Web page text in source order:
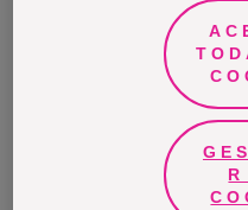
propósito es romper barreras
consumidores, pacientes,
general. Vendemos en
principales marcas globales
como Actimove, Cutimed,
Lotus, Modibodi, Nosotras,
2024, Essity tuvo ventas de
euros y empleó a 36,000
ubicada en Estocolmo, Suecia,
Más información en